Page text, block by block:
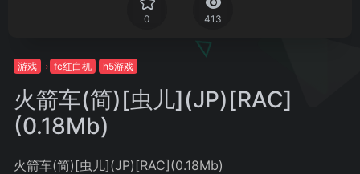
0 413
游戏 fc红白机 h5游戏
火箭车(简)[虫儿](JP)[RAC]
(0.18Mb)
火箭车(简)[虫儿](JP)[RAC](0.18Mb)